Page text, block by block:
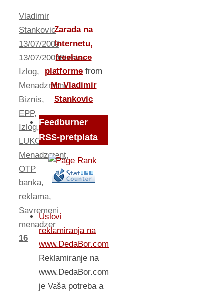
Vladimir
Stankovic
13/07/2009
13/07/2009Biznis,
Izlog,
Menadzment
Biznis,
EPP,
Izlog,
LUKOIL,
Menadzment,
OTP
banka,
reklama,
Savremeni
menadzer
16
Zarada na
Internetu,
freelance
platforme from
Mr Vladimir
Stankovic
Feedburner
RSS-pretplata
Uslovi
reklamiranja na
www.DedaBor.com
Reklamiranje na
www.DedaBor.com
je Vaša potreba a